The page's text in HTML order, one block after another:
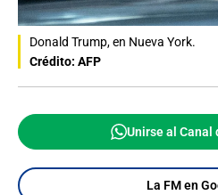
Donald Trump, en Nueva York.
Crédito: AFP
Unirse al Canal
La FM en